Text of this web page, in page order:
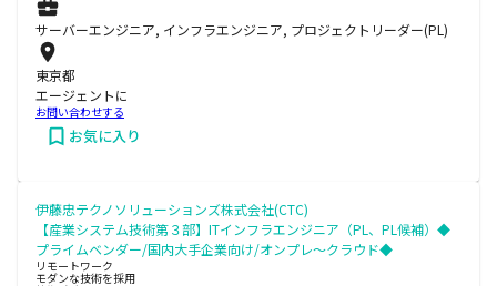
サーバーエンジニア, インフラエンジニア, プロジェクトリーダー(PL)
東京都
エージェントに
お問い合わせする
お気に入り
伊藤忠テクノソリューションズ株式会社(CTC)
【産業システム技術第３部】ITインフラエンジニア（PL、PL候補）◆
プライムベンダー/国内大手企業向け/オンプレ～クラウド◆
リモートワーク
モダンな技術を採用